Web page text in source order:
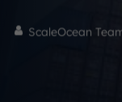
ScaleOcean